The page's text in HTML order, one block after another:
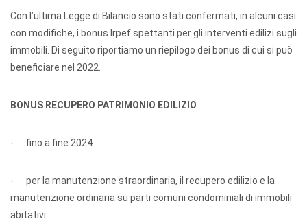
Con l’ultima Legge di Bilancio sono stati confermati, in alcuni casi
con modifiche, i bonus Irpef spettanti per gli interventi edilizi sugli
immobili. Di seguito riportiamo un riepilogo dei bonus di cui si può
beneficiare nel 2022.
BONUS RECUPERO PATRIMONIO EDILIZIO
- fino a fine 2024
- per la manutenzione straordinaria, il recupero edilizio e la
manutenzione ordinaria su parti comuni condominiali di immobili
abitativi